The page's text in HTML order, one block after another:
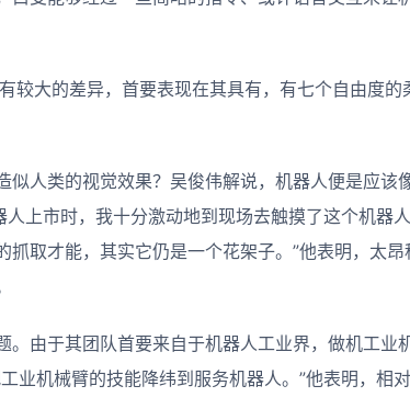
较大的差异，首要表现在其具有，有七个自由度的
人类的视觉效果？吴俊伟解说，机器人便是应该
上市时，我十分激动地到现场去触摸了这个机器
取才能，其实它仍是一个花架子。”他表明，太昂
由于其团队首要来自于机器人工业界，做机工业
业机械臂的技能降纬到服务机器人。”他表明，相